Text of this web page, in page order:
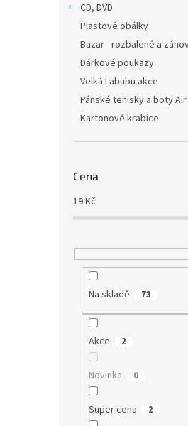
CD, DVD
Plastové obálky
Bazar - rozbalené a
Dárkové poukazy
Velká Labubu akce
Pánské tenisky a boty
Kartonové krabice
Cena
19Kč
Na skladě 73
Akce 2
Novinka 0
Super cena 2